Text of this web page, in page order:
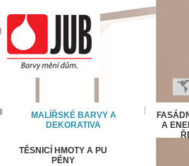
MALÍŘSKÉ BARVY A
DEKORATIVA
A
TĚSNICÍ HMOTY A PU
PĚNY